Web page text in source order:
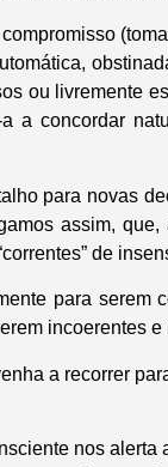
ou livremente
a concordar
para novas
assim,
de
para serem
incoerentes e
a recorrer
nos alerta